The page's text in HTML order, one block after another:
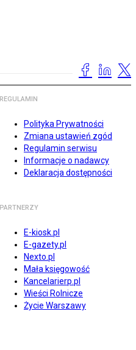
REGULAMIN
Polityka Prywatności
Zmiana ustawień zgód
Regulamin serwisu
Informacje o nadawcy
Deklaracja dostępności
PARTNERZY
E-kiosk.pl
E-gazety.pl
Nexto.pl
Mała księgowość
Kancelarierp.pl
Wieści Rolnicze
Życie Warszawy